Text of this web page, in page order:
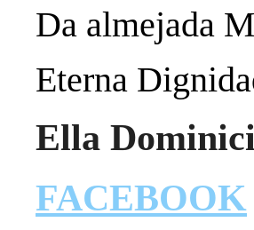
Da almejada
Eterna
Ella Dominici
FACEBOOK